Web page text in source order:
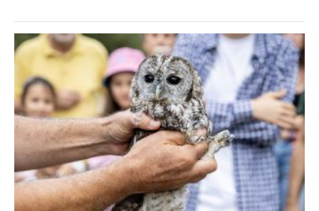
Imagem